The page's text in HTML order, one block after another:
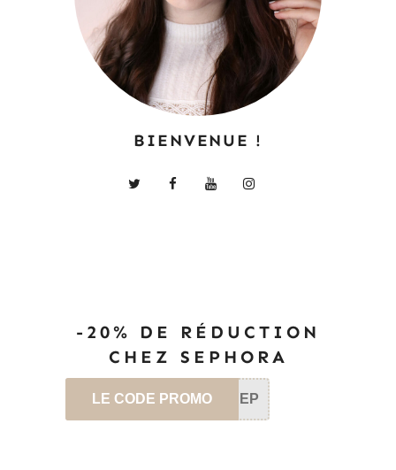
BIENVENUE !
-20% DE RÉDUCTION
CHEZ SEPHORA
LE CODE PROMO SEP